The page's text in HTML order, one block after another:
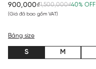
900,000₫1,500,000₫40% OFF
(Giá đã bao gồm VAT)
Bảng size
S M